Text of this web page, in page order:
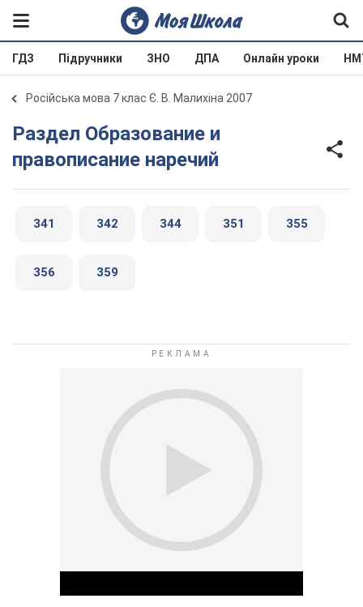
ГДЗ Підручники ЗНО ДПА Онлайн уроки
Російська мова 7 клас Є. В. Малихіна 2007
Раздел Образование и
правописание наречий
341 342 344 351 355
356 359